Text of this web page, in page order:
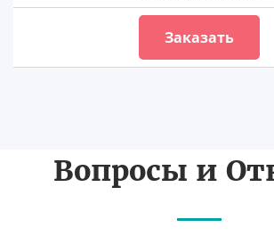
Заказать
Вопросы и